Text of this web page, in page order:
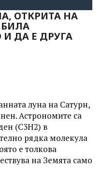
ОТКРИТА НА
БИЛА
ДА Е ДРУГА
луна на Сатурн,
Астрономите са
(C3H2) в
рядка молекула
е толкова
на Земята само